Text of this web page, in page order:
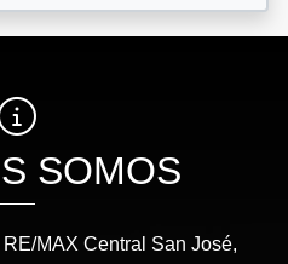
SOMOS
MAX Central San José,